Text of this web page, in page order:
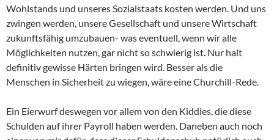
Wohlstands und unseres Sozialstaats kosten werden. Und uns
zwingen werden, unsere Gesellschaft und unsere Wirtschaft
zukunftsfähig umzubauen- was eventuell, wenn wir alle
Möglichkeiten nutzen, gar nicht so schwierig ist. Nur halt
definitiv gewisse Härten bringen wird. Besser als die
Menschen in Sicherheit zu wiegen, wäre eine Churchill-Rede.
Ein Eierwurf deswegen vor allem von den Kiddies, die diese
Schulden auf ihrer Payroll haben werden. Daneben auch noch